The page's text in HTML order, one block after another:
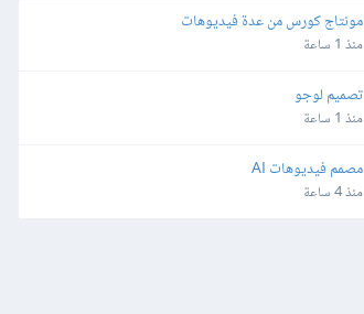
مونتاج كورس من عدة فيديوهات
منذ 1 ساعة
تصميم لوجو
منذ 1 ساعة
مصمم فيديوهات AI
منذ 4 ساعة